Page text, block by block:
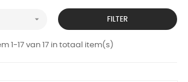
 FILTER
1-17 van 17 in totaal item(s)